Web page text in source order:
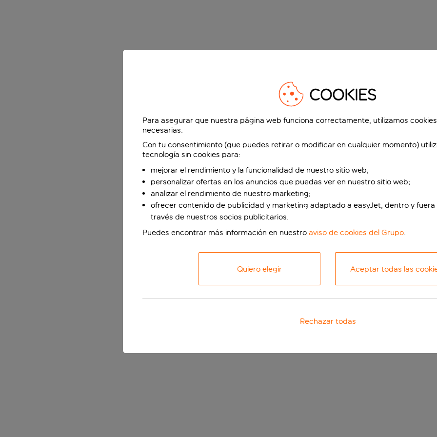
COOKIES
Para asegurar que nuestra página web funciona correctamente, utilizamos
necesarias.
Con tu consentimiento (que puedes retirar o modificar en cualquier momento)
tecnología sin cookies para:
mejorar el rendimiento y la funcionalidad de nuestro sitio web;
personalizar ofertas en los anuncios que puedas ver en nuestro sitio web;
analizar el rendimiento de nuestro marketing;
ofrecer contenido de publicidad y marketing adaptado a easyJet, dentro y
través de nuestros socios publicitarios.
Puedes encontrar más información en nuestro aviso de cookies del Grupo.
Quiero elegir Aceptar todas las
Rechazar todas